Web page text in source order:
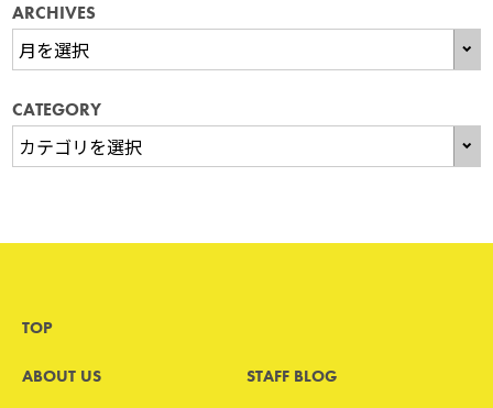
ARCHIVES
CATEGORY
TOP
ABOUT US STAFF BLOG